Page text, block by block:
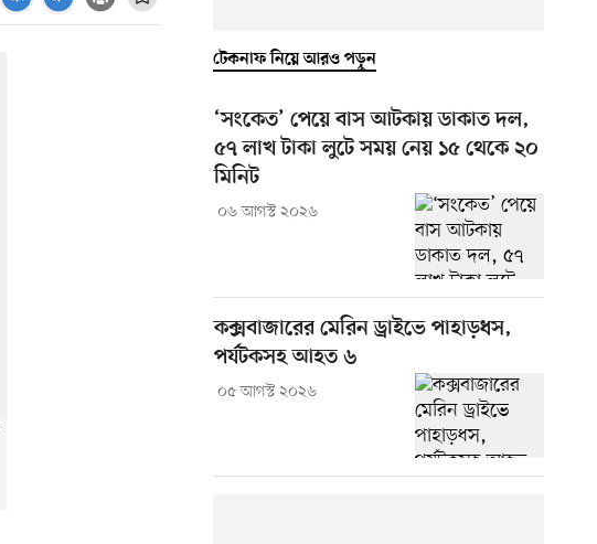
টেকনাফ নিয়ে আরও পড়ুন
‘সংকেত’ পেয়ে বাস আটকায় ডাকাত দল,
৫৭ লাখ টাকা লুটে সময় নেয় ১৫ থেকে ২০
মিনিট
০৬ আগস্ট ২০২৬
কক্সবাজারের মেরিন ড্রাইভে পাহাড়ধস,
পর্যটকসহ আহত ৬
০৫ আগস্ট ২০২৬